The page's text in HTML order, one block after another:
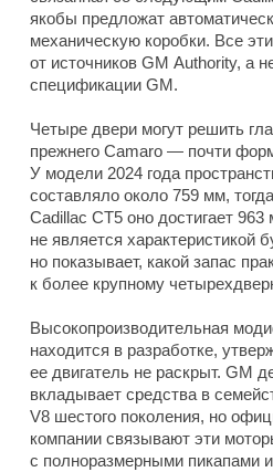
якобы предложат
механическую коробки. Все
от источников GM Authority, а
спецификации GM.
Четыре двери могут решить
прежнего Camaro — почти
У модели 2024 года
составляло около 759 мм,
Cadillac CT5 оно достигает
не является характеристикой
но показывает, какой запас
к более крупному
Высокопроизводительная
находится в разработке,
ее двигатель не раскрыт. GM
вкладывает средства в
V8 шестого поколения, но
компании связывают эти
с полноразмерными пикапами